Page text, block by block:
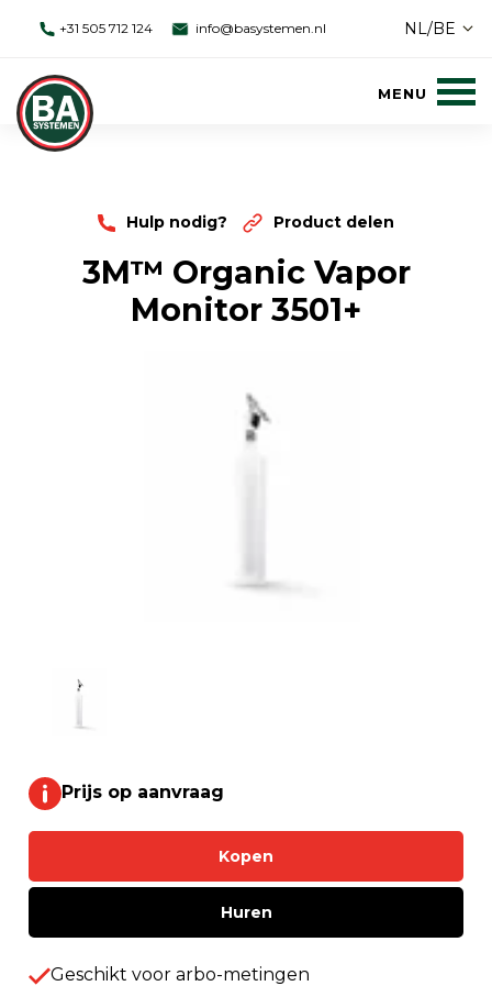
+31 505 712 124 info@basystemen.nl NL/BE
Hulp nodig? Product delen
3M™ Organic Vapor
Monitor 3501+
Prijs op aanvraag
Huren
Kopen
Geschikt voor arbo-metingen